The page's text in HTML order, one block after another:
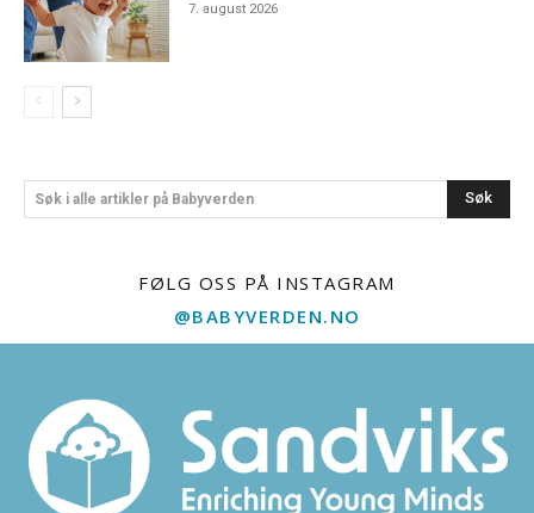
7. august 2026
Søk i alle artikler på Babyverden Søk
FØLG OSS PÅ INSTAGRAM
@BABYVERDEN.NO